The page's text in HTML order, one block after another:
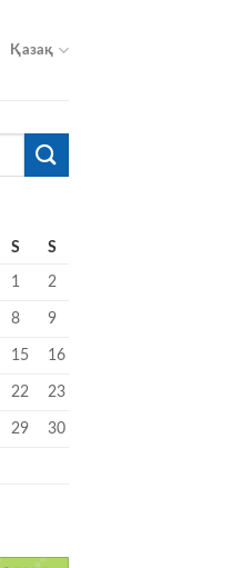
Қазақ
S S
1 2
8 9
15 16
22 23
29 30